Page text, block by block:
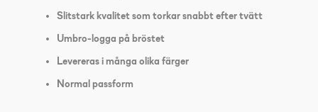
Slitstark kvalitet som torkar snabbt efter tvätt
Umbro-logga på bröstet
Levereras i många olika färger
Normal passform